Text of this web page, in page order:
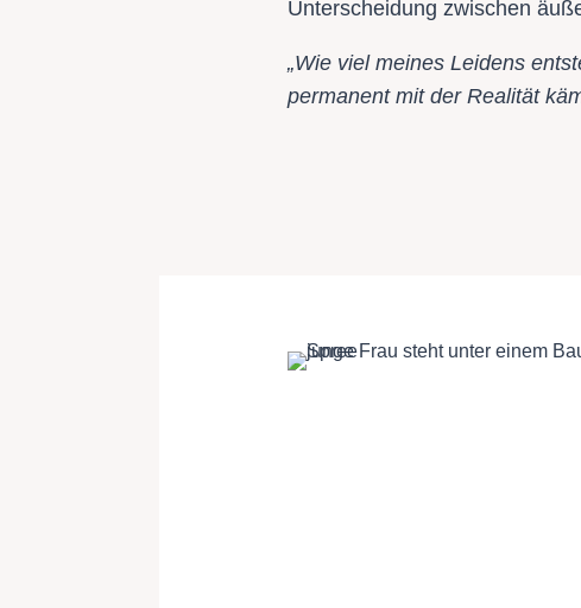
Unterscheidung zwischen
„Wie viel meines Leidens
permanent mit der Realität